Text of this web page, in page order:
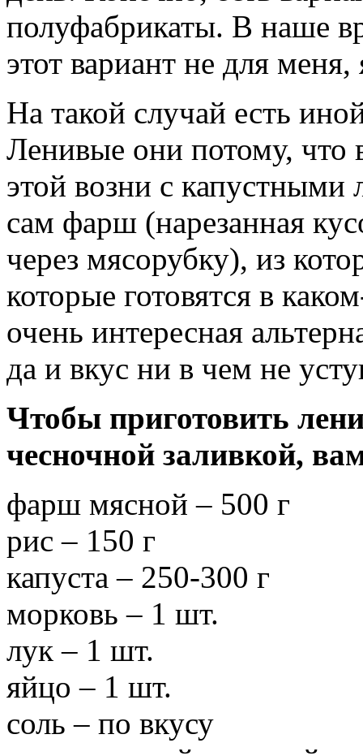
полуфабрикаты. В наше
этот вариант не для
На такой случай есть
Ленивые они потому, что
этой возни с капустными
сам фарш (нарезанная
через мясорубку), из
которые готовятся в
очень интересная
да и вкус ни в чем не
Чтобы приготовить
чесночной заливкой,
фарш мясной – 500 г
рис – 150 г
капуста – 250-300 г
морковь – 1 шт.
лук – 1 шт.
яйцо – 1 шт.
соль – по вкусу